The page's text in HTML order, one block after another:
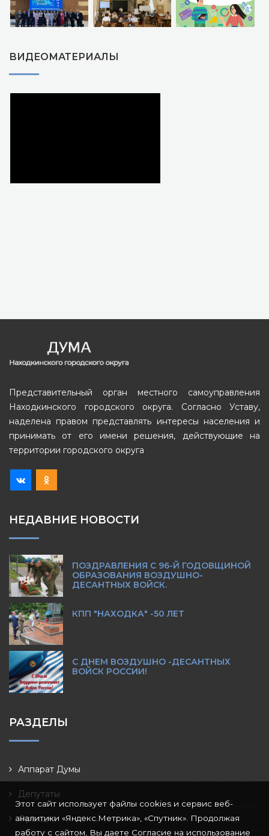
ВИДЕОМАТЕРИАЛЫ
Представительный орган местного самоуправления
Находкинского городского округа. Согласно Уставу,
наделена правом представлять интересы населения и
принимать от его имени решения, действующие на
территории городского округа
НЕДАВНИЕ НОВОСТИ
ПОЗДРАВЛЕНИЯ С 96-Й ГОДОВЩИНОЙ
ОБРАЗОВАНИЯ ВОЗДУШНО-
ДЕСАНТНЫХ ВОЙСК.
КПП "НАХОДКА" -50 ЛЕТ
С ДНЕМ ВОЗДУШНО -ДЕСАНТНЫХ
ВОЙСК РОССИИ!
РАЗДЕЛЫ
Аппарат Думы
Депутаты
Фракции
Этот сайт использует файлы cookies и сервис веб-
аналитики «Яндекс.Метрика», «Спутник». Продолжая
работу с сайтом, Вы даете Согласие на использование